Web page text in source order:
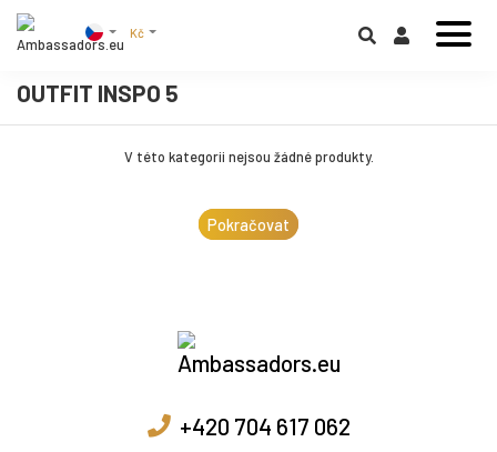
Kč
OUTFIT INSPO 5
V této kategorii nejsou žádné produkty.
Pokračovat
+420 704 617 062